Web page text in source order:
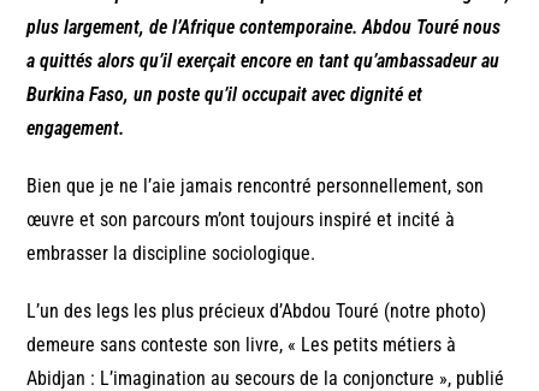
plus largement, de l’Afrique contemporaine. Abdou Touré nous
a quittés alors qu’il exerçait encore en tant qu’ambassadeur au
Burkina Faso, un poste qu’il occupait avec dignité et
engagement.
Bien que je ne l’aie jamais rencontré personnellement, son
œuvre et son parcours m’ont toujours inspiré et incité à
embrasser la discipline sociologique.
L’un des legs les plus précieux d’Abdou Touré (notre photo)
demeure sans conteste son livre, « Les petits métiers à
Abidjan : L’imagination au secours de la conjoncture », publié